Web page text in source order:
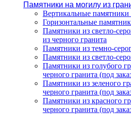
Памятники на могилу из
Вертикальные памятники
Горизонтальные
Памятники из светло-
из черного гранита
Памятники из темно-
Памятники из светло-
Памятники из голубого
черного гранита (под
Памятники из зеленого
черного гранита (под
Памятники из красного
черного гранита (под